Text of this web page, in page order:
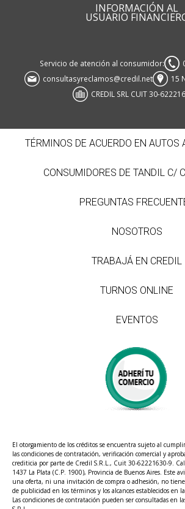
INFORMACIÓN AL
USUARIO
Servicio de atención al consumidor:
consultasyreclamos@credil.net
15
CREDIL SRL CUIT 30-
TÉRMINOS DE ACUERDO EN AUTOS
CONSUMIDORES DE TANDIL C/
PREGUNTAS
NOSOTROS
TRABAJÁ EN CREDIL
TURNOS ONLINE
EVENTOS
El otorgamiento de los créditos se encuentra sujeto al
las condiciones de contratación, verificación comercial y
crediticia por parte de Credil S.R.L., Cuit 30-62221630-9.
1437 La Plata (C.P. 1900), Provincia de Buenos Aires. Este
una oferta, ni una invitación de compra o adhesión, no tiene
de publicidad en los términos y los alcances establecidos en
Las condiciones de contratación pueden ser consultadas en